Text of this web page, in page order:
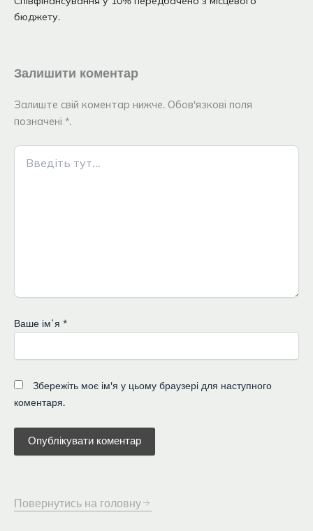
бюджету.
Залишити коментар
Залиште свій коментар нижче. Обов'язкові поля
позначені *.
Введіть
тут...
Ваше імʼя *
Збережіть моє ім'я у цьому браузері для наступного
коментаря.
Повернутись на головну